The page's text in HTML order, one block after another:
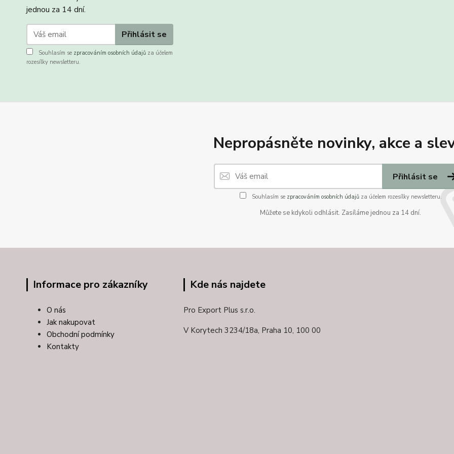
jednou za 14 dní.
Přihlásit se
Souhlasím se zpracováním osobních údajů za účelem
rozesílky newsletteru.
Nepropásněte novinky, akce a
Přihlásit se
Souhlasím se zpracováním osobních údajůza účelem rozesílky newsletteru.
Můžete se kdykoli odhlásit. Zasíláme jednou za 14 dní.
Informace pro zákazníky
O nás
Jak nakupovat
Obchodní podmínky
Kontakty
Kde nás najdete
Pro Export Plus s.r.o.
V Korytech 3234/18a, Praha 10, 100 00